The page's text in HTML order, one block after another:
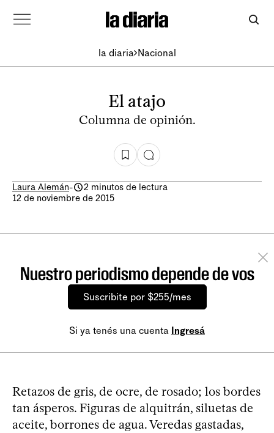
la diaria Nacional
El atajo
Columna de opinión.
Laura Alemán-
2 minutos de lectura
12 de noviembre de 2015
Nuestro periodismo depende de vos
Suscribite por $255/mes
Si ya tenés una cuenta Ingresá
Retazos de gris, de ocre, de rosado; los bordes
tan ásperos. Figuras de alquitrán, siluetas de
aceite, borrones de agua. Veredas gastadas,